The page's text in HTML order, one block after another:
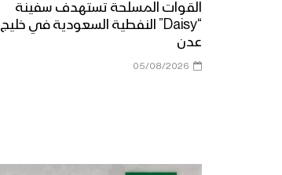
القوات المسلحة تستهدف سفينة
“Daisy” النفطية السعودية في خليج
عدن
05/08/2026